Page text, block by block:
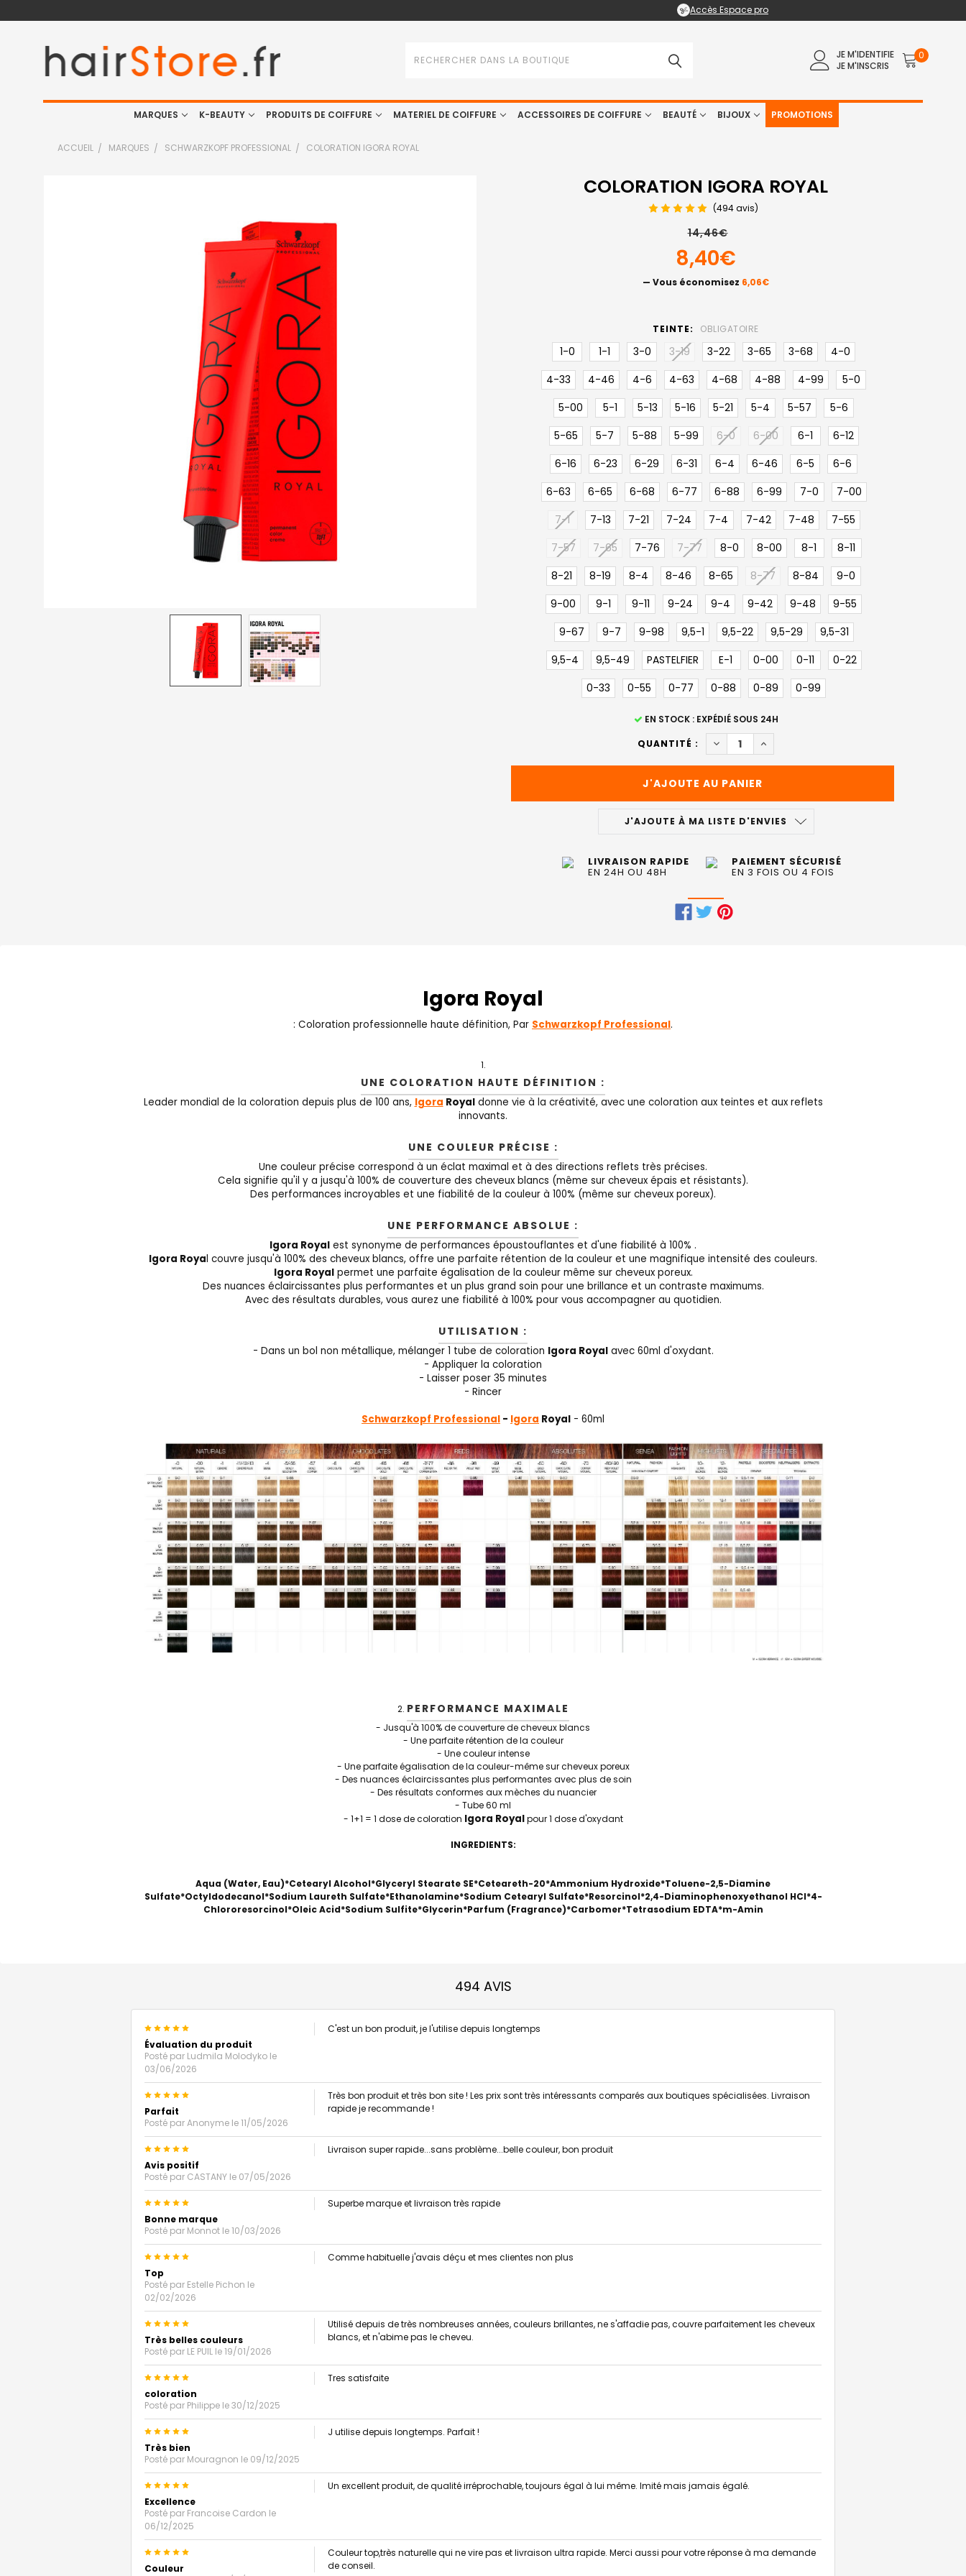
Accès Espace pro
JE M'IDENTIFIE
JE M'INSCRIS
0
MARQUES K-BEAUTY PRODUITS DE COIFFURE MATERIEL DE COIFFURE ACCESSOIRES DE COIFFURE BEAUTÉ BIJOUX PROMOTIONS
ACCUEIL MARQUES SCHWARZKOPF PROFESSIONAL COLORATION IGORA ROYAL
COLORATION IGORA ROYAL
(494 avis)
14,46€
8,40€
— Vous économisez 6,06€
TEINTE: OBLIGATOIRE
1-0 1-1 3-0 3-19 3-22 3-65 3-68
4-0
4-33
4-46 4-6 4-63 4-68 4-88 4-99
5-0
5-00
5-1 5-13 5-16 5-21 5-4 5-57
5-6
5-65
5-7 5-88 5-99 6-0 6-00 6-1
6-12
6-16
6-23 6-29 6-31 6-4 6-46 6-5
6-6
6-63
6-65 6-68 6-77 6-88 6-99 7-0
7-00
7-1
7-13 7-21 7-24 7-4 7-42 7-48
7-55
7-57
7-65 7-76 7-77 8-0 8-00 8-1
8-11
8-21
8-19 8-4 8-46 8-65 8-77 8-84
9-0
9-00
9-1 9-11 9-24 9-4 9-42 9-48
9-55
9-67
9-7 9-98 9,5-1 9,5-22 9,5-29
9,5-31
9,5-4
9,5-49 PASTELFIER E-1 0-00 0-11
0-22
0-33
0-55 0-77 0-88 0-89 0-99
EN STOCK : EXPÉDIÉ SOUS 24H
QUANTITÉ :
DIMINUER LA QUANTITÉ DE COLORATION IGORA
AUGMENTER LA QUANTITÉ DE
J'AJOUTE À MA LISTE D'ENVIES
LIVRAISON RAPIDE
EN 24H OU 48H
PAIEMENT SÉCURISÉ
EN 3 FOIS OU 4 FOIS
Igora Royal
: Coloration professionnelle haute définition, Par Schwarzkopf Professional.
UNE COLORATION HAUTE DÉFINITION :
Leader mondial de la coloration depuis plus de 100 ans, Igora Royaldonne vie à la créativité, avec une coloration aux teintes et aux reflets
innovants.
UNE COULEUR PRÉCISE :
Une couleur précise correspond à un éclat maximal et à des directions reflets très précises.
Cela signifie qu'il y a jusqu'à 100% de couverture des cheveux blancs (même sur cheveux épais et résistants).
Des performances incroyables et une fiabilité de la couleur à 100% (même sur cheveux poreux).
UNE PERFORMANCE ABSOLUE :
Igora Royal est synonyme de performances époustouflantes et d'une fiabilité à 100% .
Igora Royal couvre jusqu'à 100% des cheveux blancs, offre une parfaite rétention de la couleur et une magnifique intensité des couleurs.
Igora Royalpermet une parfaite égalisation de la couleur même sur cheveux poreux.
Des nuances éclaircissantes plus performantes et un plus grand soin pour une brillance et un contraste maximums.
Avec des résultats durables, vous aurez une fiabilité à 100% pour vous accompagner au quotidien.
UTILISATION :
- Dans un bol non métallique, mélanger 1 tube de coloration Igora Royalavec 60ml d'oxydant.
- Appliquer la coloration
- Laisser poser 35 minutes
- Rincer
Schwarzkopf Professional - Igora Royal - 60ml
PERFORMANCE MAXIMALE
- Jusqu'à 100% de couverture de cheveux blancs
- Une parfaite rétention de la couleur
- Une couleur intense
- Une parfaite égalisation de la couleur-même sur cheveux poreux
- Des nuances éclaircissantes plus performantes avec plus de soin
- Des résultats conformes aux mèches du nuancier
- Tube 60 ml
- 1+1 = 1 dose de coloration Igora Royalpour 1 dose d'oxydant
INGREDIENTS:
Aqua (Water, Eau)*Cetearyl Alcohol*Glyceryl Stearate SE*Ceteareth-20*Ammonium Hydroxide*Toluene-2,5-Diamine
Sulfate*Octyldodecanol*Sodium Laureth Sulfate*Ethanolamine*Sodium Cetearyl Sulfate*Resorcinol*2,4-Diaminophenoxyethanol HCl*4-
Chlororesorcinol*Oleic Acid*Sodium Sulfite*Glycerin*Parfum (Fragrance)*Carbomer*Tetrasodium EDTA*m-Amin
494 AVIS
5
Évaluation du produit
Posté par Ludmila Molodyko le
03/06/2026
C'est un bon produit, je l'utilise depuis longtemps
5
Parfait
Posté parAnonyme le 11/05/2026
Très bon produit et très bon site ! Les prix sont très intéressants comparés aux boutiques spécialisées. Livraison
rapide je recommande !
5
Avis positif
Posté par CASTANY le 07/05/2026
Livraison super rapide...sans problème...belle couleur, bon produit
5
Bonne marque
Posté par Monnot le 10/03/2026
Superbe marque et livraison très rapide
5
Top
Posté par Estelle Pichon le
02/02/2026
Comme habituelle j'avais déçu et mes clientes non plus
5
Très belles couleurs
Posté par LE PUIL le 19/01/2026
Utilisé depuis de très nombreuses années, couleurs brillantes, ne s'affadie pas, couvre parfaitement les cheveux
blancs, et n'abime pas le cheveu.
5
coloration
Posté par Philippe le 30/12/2025
Tres satisfaite
5
Très bien
Posté par Mouragnon le 09/12/2025
J utilise depuis longtemps. Parfait !
5
Excellence
Posté par Francoise Cardon le
06/12/2025
Un excellent produit, de qualité irréprochable, toujours égal à lui même. Imité mais jamais égalé.
5
Couleur
Couleur top,très naturelle qui ne vire pas et livraison ultra rapide. Merci aussi pour votre réponse à ma demande
de conseil.